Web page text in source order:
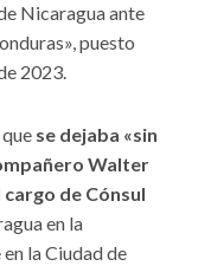
Nicaragua ante
puesto
2023.
se dejaba «sin
Walter
de Cónsul
en la
la Ciudad de